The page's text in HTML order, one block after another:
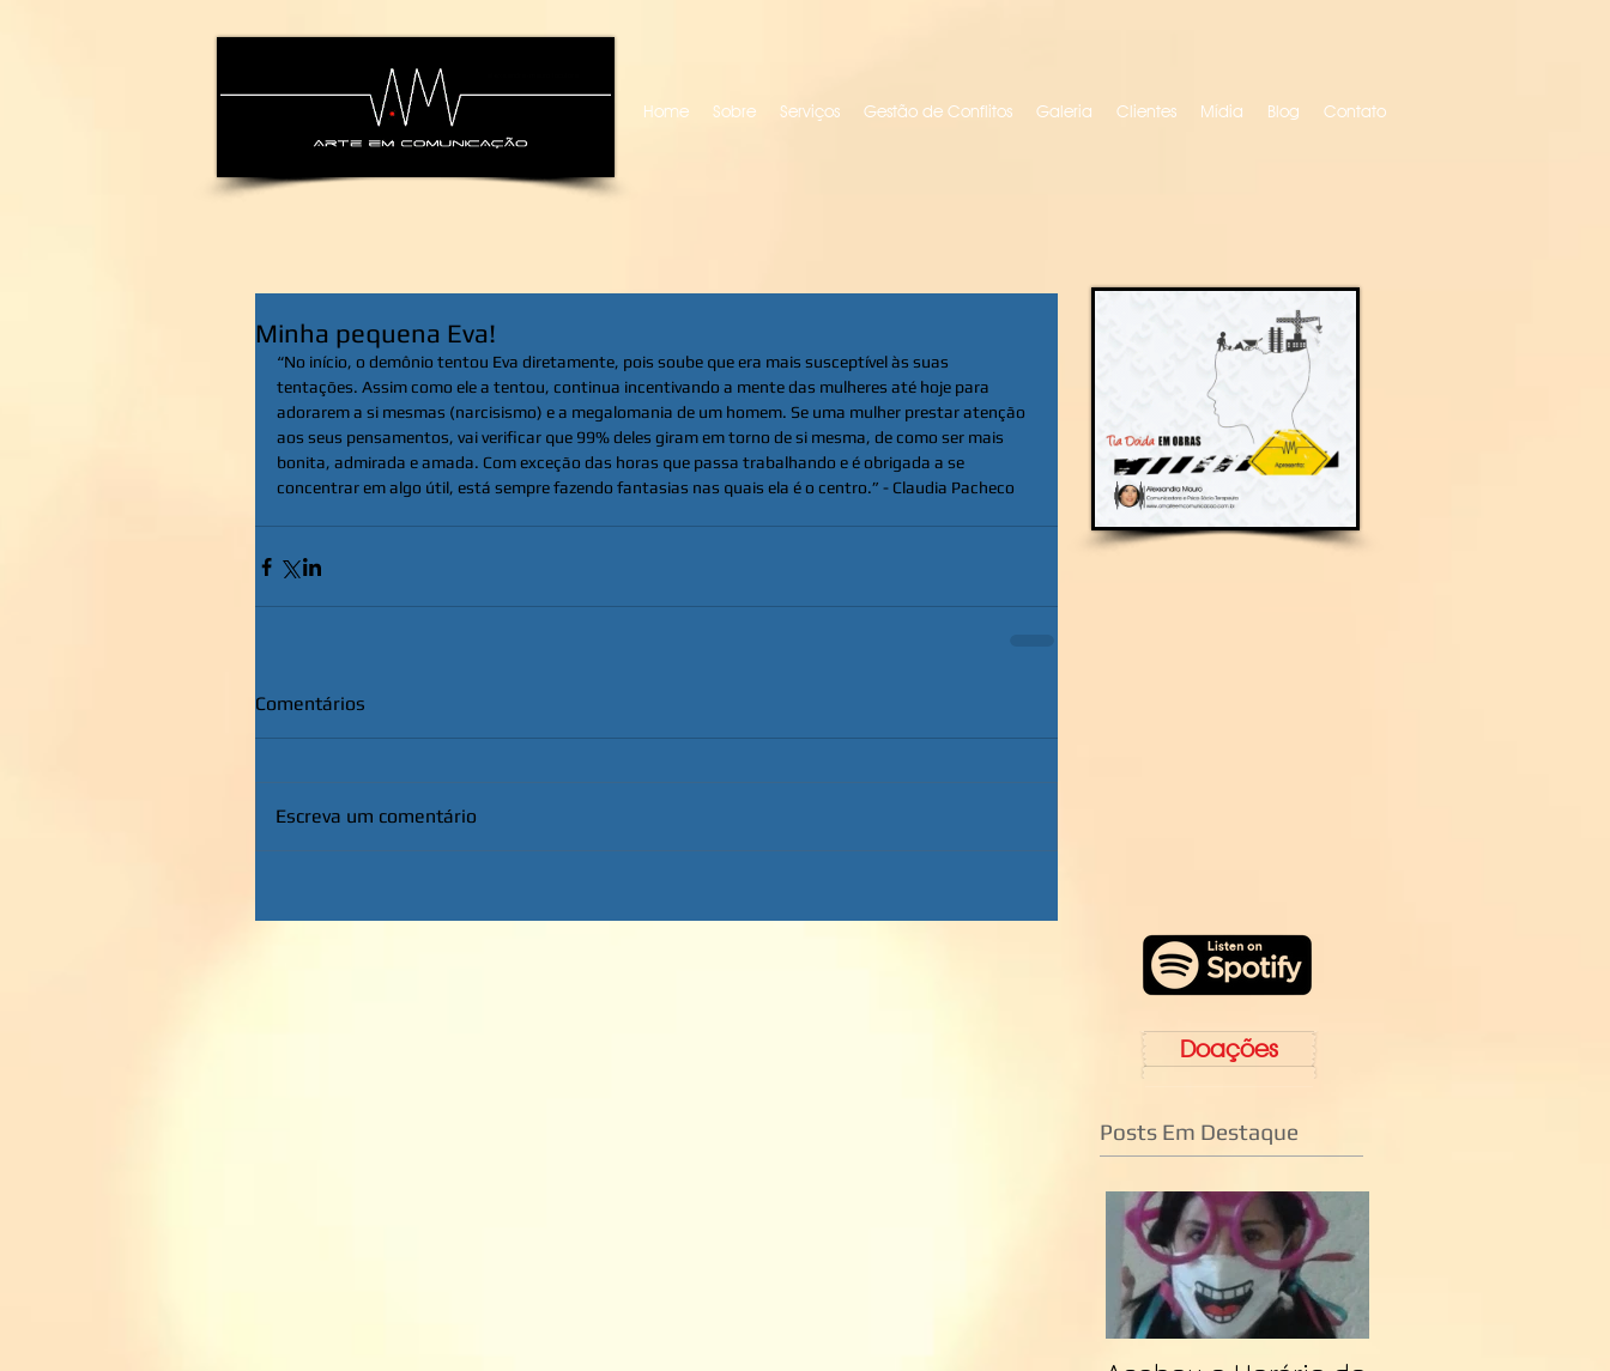
Home Sobre Serviços Gestão de Conflitos Galeria Clientes Mídia Blog Contato
Minha pequena Eva!
“No início, o demônio tentou Eva diretamente, pois soube que era mais susceptível às suas
tentações. Assim como ele a tentou, continua incentivando a mente das mulheres até hoje para
adorarem a si mesmas (narcisismo) e a megalomania de um homem. Se uma mulher prestar atenção
aos seus pensamentos, vai verificar que 99% deles giram em torno de si mesma, de como ser mais
bonita, admirada e amada. Com exceção das horas que passa trabalhando e é obrigada a se
concentrar em algo útil, está sempre fazendo fantasias nas quais ela é o centro.” - Claudia Pacheco
Comentários
Escreva um comentário
Doações
Posts Em Destaque